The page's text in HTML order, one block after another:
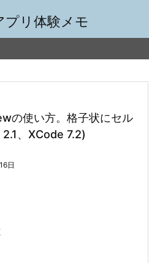
プリ体験メモ
の使い方。格子状にセル
、XCode 7.2)
日